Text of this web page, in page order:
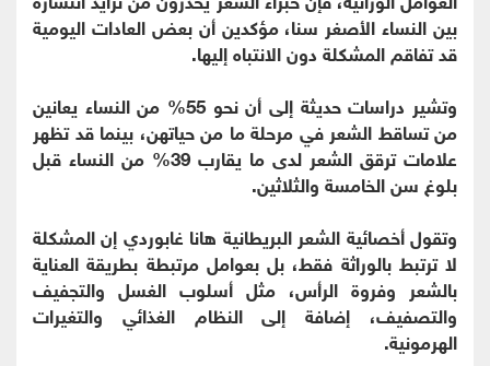
بين النساء الأصغر سنا، مؤكدين أن بعض العادات اليومية
قد تفاقم المشكلة دون الانتباه إليها.
وتشير دراسات حديثة إلى أن نحو 55% من النساء يعانين
من تساقط الشعر في مرحلة ما من حياتهن، بينما قد تظهر
علامات ترقق الشعر لدى ما يقارب 39% من النساء قبل
بلوغ سن الخامسة والثلاثين.
وتقول أخصائية الشعر البريطانية هانا غابوردي إن المشكلة
لا ترتبط بالوراثة فقط، بل بعوامل مرتبطة بطريقة العناية
بالشعر وفروة الرأس، مثل أسلوب الغسل والتجفيف
والتصفيف، إضافة إلى النظام الغذائي والتغيرات
الهرمونية.